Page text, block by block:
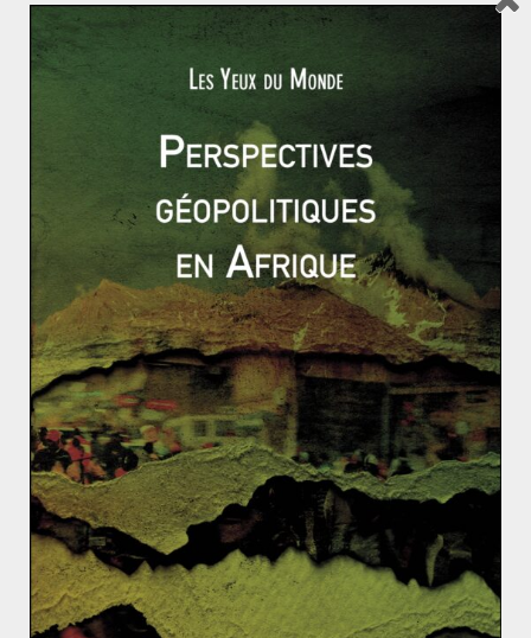
Solar Winds : Les Etats-Unis victimes d’une
campagne de cyber-espionnage humiliante
Fin décembre 2020 éclate l’affaire Solar Winds. Souvent
qualifiée de cyber-attaque, l’affaire correspond en
réalité à une large campagne de
ACTUALITÉS AFRIQUE AFRIQUE CENTRALE
Claire POTIN 9 février 2021 0 Comments